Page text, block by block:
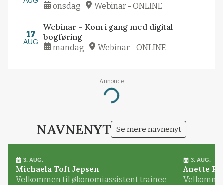
onsdag Webinar - ONLINE
17
AUG
Webinar – Kom i gang med digital
bogføring
mandag Webinar - ONLINE
Annonce
Loading...
NAVNENYT Se mere navnenyt
3. AUG.
Michaela Toft Jepsen
Velkommen til økonomiassistent trainee
3. AUG.
Anette